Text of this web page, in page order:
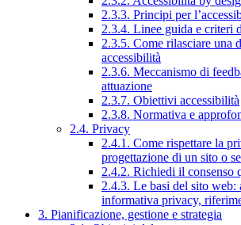
2.3.3. Principi per
2.3.4. Linee guida e criteri
2.3.5. Come rilasciare una
accessibilità
2.3.6. Meccanismo di
attuazione
2.3.7. Obiettivi accessibilità
2.3.8. Normativa e
2.4. Privacy
2.4.1. Come rispettare la
progettazione di un sito o
2.4.2. Richiedi il consenso
2.4.3. Le basi del sito web:
informativa privacy,
3. Pianificazione, gestione e strategia